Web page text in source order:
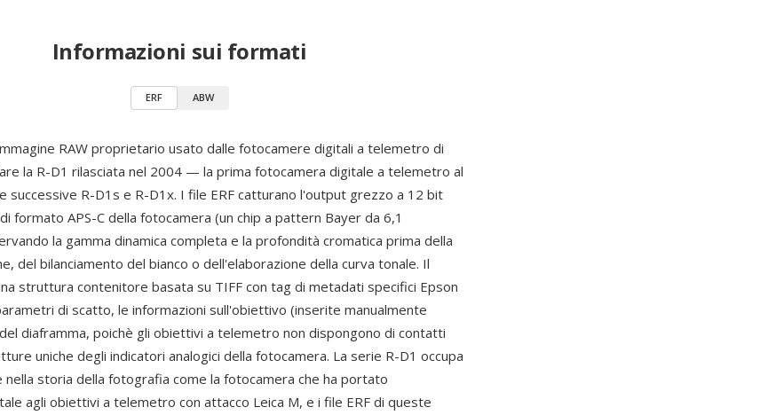
Informazioni sui formati
ERF ABW
RAW proprietario usato dalle fotocamere digitali a telemetro di
la R-D1 rilasciata nel 2004 — la prima fotocamera digitale a telemetro al
successive R-D1s e R-D1x. I file ERF catturano l'output grezzo a 12 bit
formato APS-C della fotocamera (un chip a pattern Bayer da 6,1
la gamma dinamica completa e la profondità cromatica prima della
del bilanciamento del bianco o dell'elaborazione della curva tonale. Il
struttura contenitore basata su TIFF con tag di metadati specifici Epson
di scatto, le informazioni sull'obiettivo (inserite manualmente
diaframma, poichè gli obiettivi a telemetro non dispongono di contatti
uniche degli indicatori analogici della fotocamera. La serie R-D1 occupa
nella storia della fotografia come la fotocamera che ha portato
agli obiettivi a telemetro con attacco Leica M, e i file ERF di queste